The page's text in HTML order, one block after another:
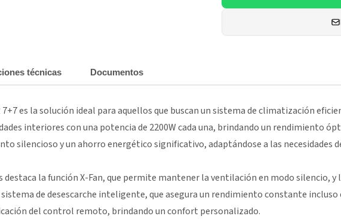
técnicas Documentos
7+7 es la solución ideal para aquellos que buscan un sistema de climatización
interiores con una potencia de 2200W cada una, brindando un rendimiento
silencioso y un ahorro energético significativo, adaptándose a las necesidades
la función X-Fan, que permite mantener la ventilación en modo silencio, y
de desescarche inteligente, que asegura un rendimiento constante incluso
del control remoto, brindando un confort personalizado.